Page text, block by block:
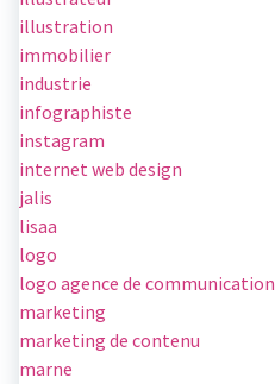
illustration
immobilier
industrie
infographiste
instagram
internet web design
jalis
lisaa
logo
logo agence de communication
marketing
marketing de contenu
marne